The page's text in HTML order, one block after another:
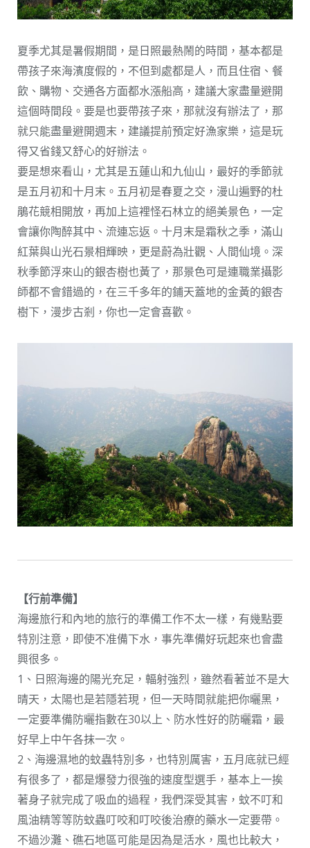
夏季尤其是暑假期間，是日照最熱鬧的時間，基本都是
帶孩子來海濱度假的，不但到處都是人，而且住宿、餐
飲、購物、交通各方面都水漲船高，建議大家盡量避開
這個時間段。要是也要帶孩子來，那就沒有辦法了，那
就只能盡量避開週末，建議提前預定好漁家樂，這是玩
得又省錢又舒心的好辦法。
要是想來看山，尤其是五蓮山和九仙山，最好的季節就
是五月初和十月末。五月初是春夏之交，漫山遍野的杜
鵑花競相開放，再加上這裡怪石林立的絕美景色，一定
會讓你陶醉其中、流連忘返。十月末是霜秋之季，滿山
紅葉與山光石景相輝映，更是蔚為壯觀、人間仙境。深
秋季節浮來山的銀杏樹也黃了，那景色可是連職業攝影
師都不會錯過的，在三千多年的鋪天蓋地的金黃的銀杏
樹下，漫步古剎，你也一定會喜歡。
【行前準備】
海邊旅行和內地的旅行的準備工作不太一樣，有幾點要
特別注意，即使不准備下水，事先準備好玩起來也會盡
興很多。
1、日照海邊的陽光充足，輻射強烈，雖然看著並不是大
晴天，太陽也是若隱若現，但一天時間就能把你曬黑，
一定要準備防曬指數在30以上、防水性好的防曬霜，最
好早上中午各抹一次。
2、海邊濕地的蚊蟲特別多，也特別厲害，五月底就已經
有很多了，都是爆發力很強的速度型選手，基本上一挨
著身子就完成了吸血的過程，我們深受其害，蚊不叮和
風油精等等防蚊蟲叮咬和叮咬後治療的藥水一定要帶。
不過沙灘、礁石地區可能是因為是活水，風也比較大，